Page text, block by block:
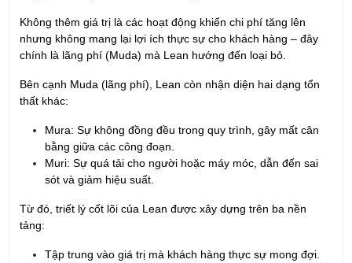
Không thêm giá trị là các hoạt động khiến chi phí tăng lên
nhưng không mang lại lợi ích thực sự cho khách hàng – đây
chính là lãng phí (Muda) mà Lean hướng đến loại bỏ.
Bên cạnh Muda (lãng phí), Lean còn nhận diện hai dạng tổn
thất khác:
Mura: Sự không đồng đều trong quy trình, gây mất cân
bằng giữa các công đoạn.
Muri: Sự quá tải cho người hoặc máy móc, dẫn đến sai
sót và giảm hiệu suất.
Từ đó, triết lý cốt lõi của Lean được xây dựng trên ba nền
tảng:
Tập trung vào giá trị mà khách hàng thực sự mong đợi.